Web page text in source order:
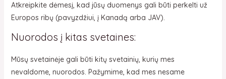
Atkreipkite dėmesį, kad jūsų duomenys gali būti perkelti už
Europos ribų (pavyzdžiui, į Kanadą arba JAV).
Nuorodos į kitas svetaines:
Mūsų svetainėje gali būti kitų svetainių, kurių mes
nevaldome, nuorodos. Pažymime, kad mes nesame